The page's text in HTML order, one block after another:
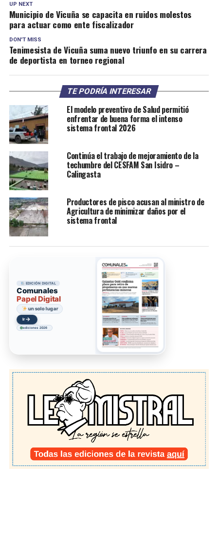
UP NEXT
Municipio de Vicuña se capacita en ruidos molestos
para actuar como ente fiscalizador
DON'T MISS
Tenimesista de Vicuña suma nuevo triunfo en su carrera
de deportista en torneo regional
TE PODRÍA INTERESAR
El modelo preventivo de Salud permitió
enfrentar de buena forma el intenso
sistema frontal 2026
Continúa el trabajo de mejoramiento de la
techumbre del CESFAM San Isidro –
Calingasta
Productores de pisco acusan al ministro de
Agricultura de minimizar daños por el
sistema frontal
EDICIÓN DIGITAL
Comunales
Papel Digital
un solo lugar
Ir →
ediciones 2026